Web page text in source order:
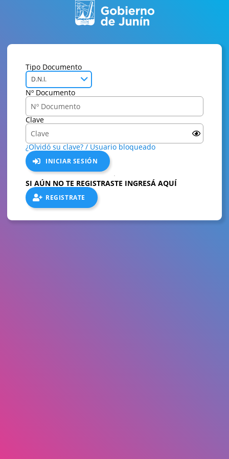
Tipo Documento
D.N.I.
Nº Documento
Clave
¿Olvidó su clave? / Usuario bloqueado
INICIAR SESIÓN
SI AÚN NO TE REGISTRASTE INGRESÁ AQUÍ
REGISTRATE